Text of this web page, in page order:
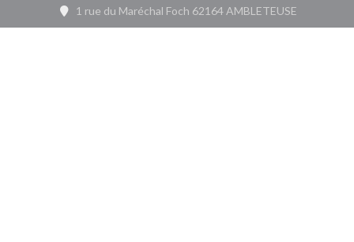
1 rue du Maréchal Foch 62164 AMBLETEUSE((新しいウ